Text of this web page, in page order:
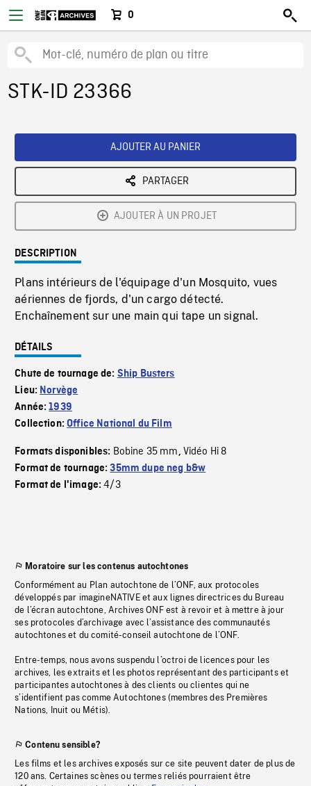
0
STK-ID 23366
AJOUTER AU PANIER
PARTAGER
AJOUTER À UN PROJET
DESCRIPTION
Plans intérieurs de l'équipage d'un Mosquito, vues
aériennes de fjords, d'un cargo détecté.
Enchaînement sur une main qui tape un signal.
DÉTAILS
Chute de tournage de: Ship Busters
Lieu: Norvège
Année:1939
Collection:Office National du Film
Formats disponibles: Bobine 35 mm, Vidéo Hi 8
Format de tournage:35mm dupe neg b&w
Format de l'image:4/3
Moratoire sur les contenus autochtones
Conformément au Plan autochtone de l’ONF, aux protocoles
développés par imagineNATIVE et aux lignes directrices du Bureau
de l’écran autochtone, Archives ONF est à revoir et à mettre à jour
ses protocoles d’archivage avec l’assistance des communautés
autochtones et du comité-conseil autochtone de l’ONF.
Entre-temps, nous avons suspendu l’octroi de licences pour les
archives, les extraits et les photos représentant des participants et
participantes autochtones à des clients ou clientes qui ne
s’identifient pas comme Autochtones (membres des Premières
Nations, Inuit ou Métis).
Contenu sensible?
Les films et les archives exposés sur ce site peuvent dater de plus de
120 ans. Certaines scènes ou termes reliés pourraient être